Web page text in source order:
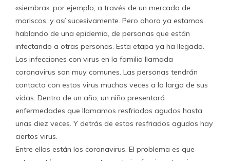
«siembra»; por ejemplo, a través de un mercado de
mariscos, y así sucesivamente. Pero ahora ya estamos
hablando de una epidemia, de personas que están
infectando a otras personas. Esta etapa ya ha llegado.
Las infecciones con virus en la familia llamada
coronavirus son muy comunes. Las personas tendrán
contacto con estos virus muchas veces a lo largo de sus
vidas. Dentro de un año, un niño presentará
enfermedades que llamamos resfriados agudos hasta
unas diez veces. Y detrás de estos resfriados agudos hay
ciertos virus.
Entre ellos están los coronavirus. El problema es que